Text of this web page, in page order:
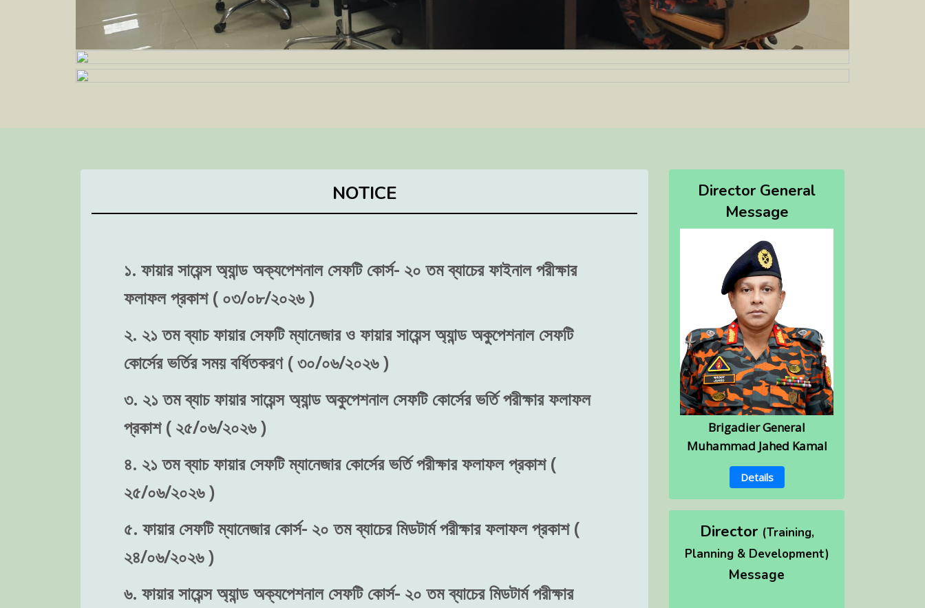
NOTICE
১. ফায়ার সায়েন্স অ্যান্ড অক্যপেশনাল সেফটি কোর্স- ২০ তম ব্যাচের ফাইনাল পরীক্ষার
ফলাফল প্রকাশ ( ০৩/০৮/২০২৬ )
২. ২১ তম ব্যাচ ফায়ার সেফটি ম্যানেজার ও ফায়ার সায়েন্স অ্যান্ড অকুপেশনাল সেফটি
কোর্সের ভর্তির সময় বর্ধিতকরণ ( ৩০/০৬/২০২৬ )
৩. ২১ তম ব্যাচ ফায়ার সায়েন্স অ্যান্ড অকুপেশনাল সেফটি কোর্সের ভর্তি পরীক্ষার ফলাফল
প্রকাশ ( ২৫/০৬/২০২৬ )
৪. ২১ তম ব্যাচ ফায়ার সেফটি ম্যানেজার কোর্সের ভর্তি পরীক্ষার ফলাফল প্রকাশ (
২৫/০৬/২০২৬ )
৫. ফায়ার সেফটি ম্যানেজার কোর্স- ২০ তম ব্যাচের মিডটার্ম পরীক্ষার ফলাফল প্রকাশ (
২৪/০৬/২০২৬ )
৬. ফায়ার সায়েন্স অ্যান্ড অক্যপেশনাল সেফটি কোর্স- ২০ তম ব্যাচের মিডটার্ম পরীক্ষার
Director General
Message
Brigadier General
Muhammad Jahed Kamal
Details
Director (Training,
Planning & Development)
Message